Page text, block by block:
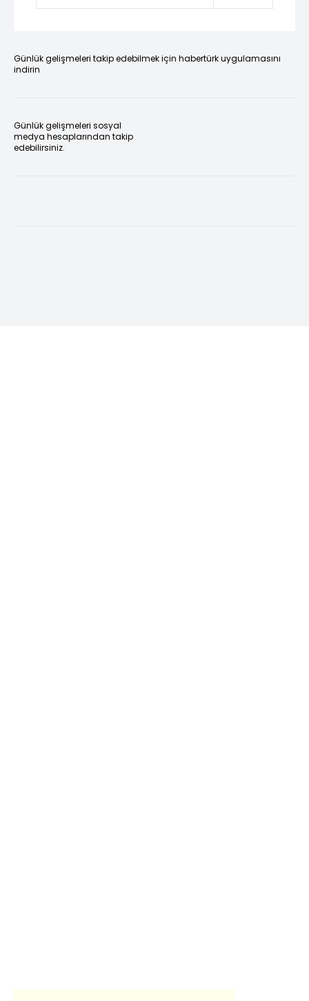
Günlük gelişmeleri takip edebilmek için habertürk uygulamasını
indirin
Günlük gelişmeleri sosyal
medya hesaplarından takip
edebilirsiniz.